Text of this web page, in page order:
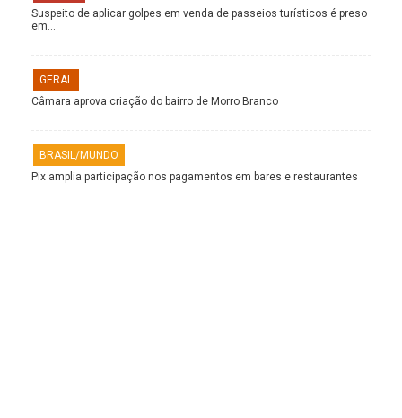
Suspeito de aplicar golpes em venda de passeios turísticos é preso
em…
GERAL
Câmara aprova criação do bairro de Morro Branco
BRASIL/MUNDO
Pix amplia participação nos pagamentos em bares e restaurantes